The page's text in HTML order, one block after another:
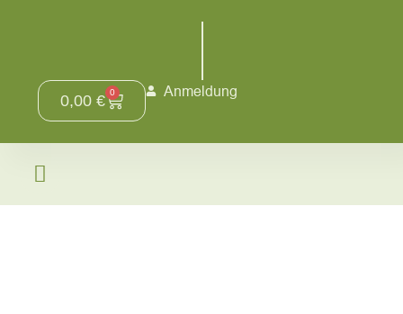
0,00€ 0 Anmeldung